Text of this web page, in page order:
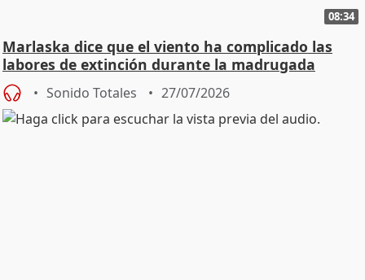
08:34
Marlaska dice que el viento ha complicado las
labores de extinción durante la madrugada
Sonido Totales 27/07/2026